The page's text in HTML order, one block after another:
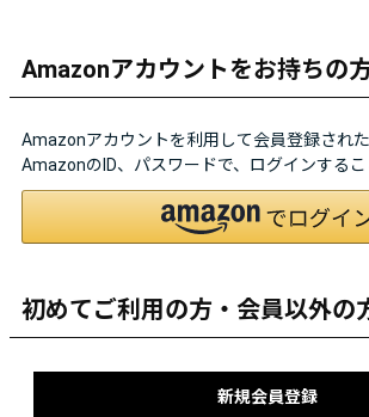
Amazonアカウントをお持ちの
Amazonアカウントを利用して会員登録された
AmazonのID、パスワードで、ログインするこ
初めてご利用の方・会員以外の